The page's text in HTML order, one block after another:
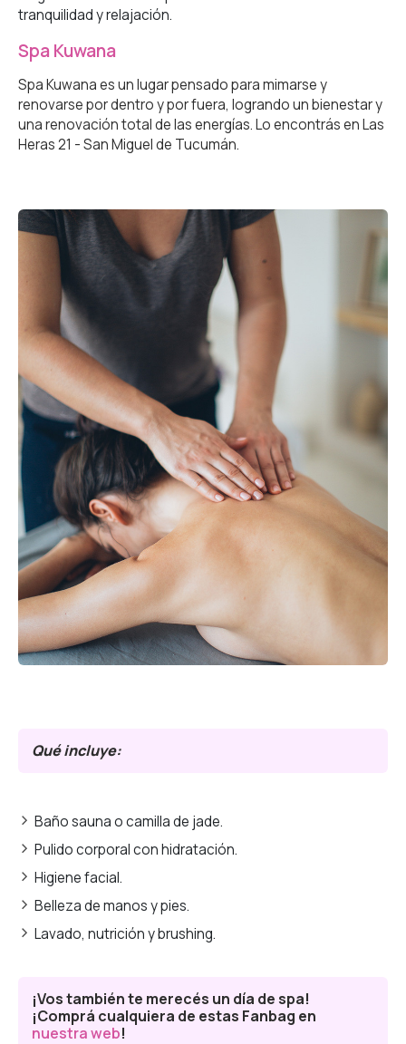
tranquilidad y relajación.
Spa Kuwana
Spa Kuwana es un lugar pensado para mimarse y
renovarse por dentro y por fuera, logrando un bienestar y
una renovación total de las energías. Lo encontrás en Las
Heras 21 - San Miguel de Tucumán.
Qué incluye:
Baño sauna o camilla de jade.
Pulido corporal con hidratación.
Higiene facial.
Belleza de manos y pies.
Lavado, nutrición y brushing.
¡Vos también te merecés un día de spa!
¡Comprá cualquiera de estas Fanbag en
nuestra web!